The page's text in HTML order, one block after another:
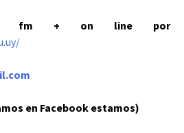
fm + on line por
en Facebook estamos)